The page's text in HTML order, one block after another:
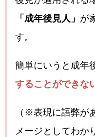
「成年後見人」 が
す。
簡単にいうと成年
することができな
（※表現に語弊が
メージとしてわか